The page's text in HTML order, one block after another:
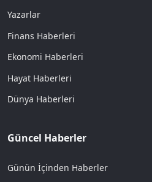
Yazarlar
Finans Haberleri
Ekonomi Haberleri
Hayat Haberleri
Dünya Haberleri
Güncel Haberler
Günün İçinden Haberler